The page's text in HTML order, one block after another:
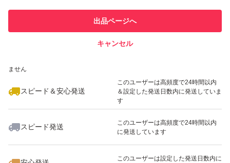
の農産物 #自家栽培 #美味しさ満点 #淡路島グルメ #お料
理のアクセント #新鮮野菜 #ヘルシー食材
での取引実績があります
ません
スピード＆安心発送
このユーザーは高頻度で24時間以内
＆設定した発送日数内に発送していま
す
スピード発送
このユーザーは高頻度で24時間以内
に発送しています
このユーザーは設定した発送日数内に
出品ページへ
キャンセル
いいね！
3,500